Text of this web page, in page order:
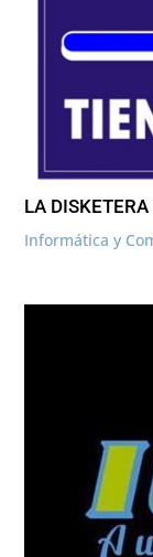
LA
Informática y